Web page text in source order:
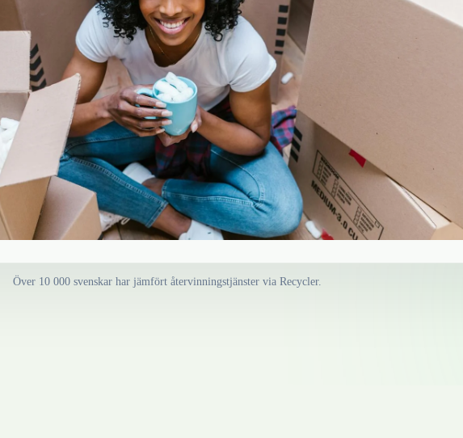
Över 10 000 svenskar har jämfört återvinningstjänster via Recycler.